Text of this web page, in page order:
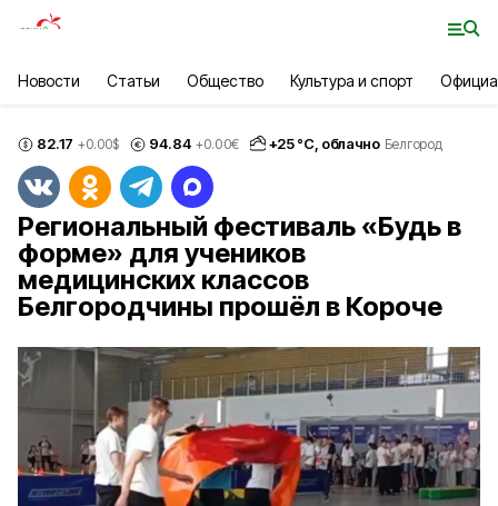
Новости Статьи Общество Культура и спорт
82.17 +0.00$ 94.84 +0.00€ +25°С, облачно Белгород
Региональный фестиваль «Будь в
форме» для учеников
медицинских классов
Белгородчины прошёл в Короче